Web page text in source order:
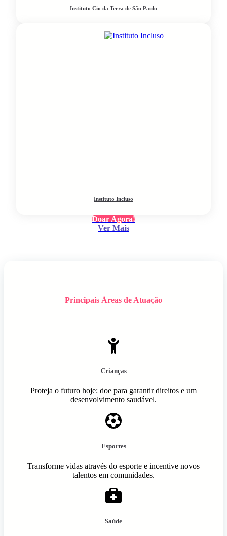
Instituto Cio da Terra de São Paulo
Instituto Incluso
Doar Agora!
Ver Mais
Principais Áreas de Atuação
Crianças
Proteja o futuro hoje: doe para garantir direitos e um
desenvolvimento saudável.
Esportes
Transforme vidas através do esporte e incentive novos
talentos em comunidades.
Saúde